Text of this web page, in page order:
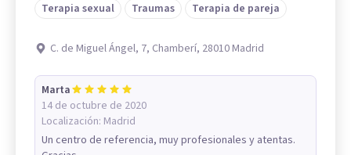
Terapia sexual
Traumas Terapia de pareja
C. de Miguel Ángel, 7, Chamberí, 28010 Madrid
Marta
14 de octubre de 2020
Localización: Madrid
Un centro de referencia, muy profesionales y atentas.